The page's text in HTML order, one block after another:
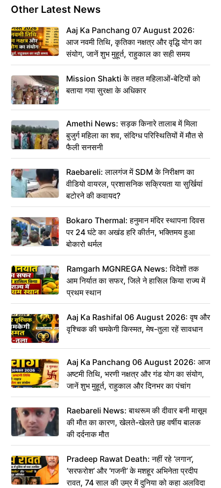
Other Latest News
Aaj Ka Panchang 07 August 2026:
आज नवमी तिथि, कृतिका नक्षत्र और वृद्धि योग का
संयोग, जानें शुभ मुहूर्त, राहुकाल का सही समय
Mission Shakti के तहत महिलाओं-बेटियों को
बताया गया सुरक्षा के अधिकार
Amethi News: सड़क किनारे तालाब में मिला
बुजुर्ग महिला का शव, संदिग्ध परिस्थितियों में मौत से
फैली सनसनी
Raebareli: लालगंज में SDM के निरीक्षण का
वीडियो वायरल, प्रशासनिक सक्रियता या सुर्खियां
बटोरने की कवायद?
Bokaro Thermal: हनुमान मंदिर स्थापना दिवस
पर 24 घंटे का अखंड हरि कीर्तन, भक्तिमय हुआ
बोकारो थर्मल
Ramgarh MGNREGA News: विदेशों तक
आम निर्यात का सफर, जिले ने हासिल किया राज्य में
प्रथम स्थान
Aaj Ka Rashifal 06 August 2026: वृष और
वृश्चिक की चमकेगी किस्मत, मेष-तुला रहें सावधान
Aaj Ka Panchang 06 August 2026: आज
अष्टमी तिथि, भरणी नक्षत्र और गंड योग का संयोग,
जानें शुभ मुहूर्त, राहुकाल और दिनभर का पंचांग
Raebareli News: बाथरूम की दीवार बनी मासूम
की मौत का कारण, खेलते-खेलते छह वर्षीय बालक
की दर्दनाक मौत
Pradeep Rawat Death: नहीं रहे ‘लगान’,
‘सरफरोश’ और ‘गजनी’ के मशहूर अभिनेता प्रदीप
रावत, 74 साल की उम्र में दुनिया को कहा अलविदा